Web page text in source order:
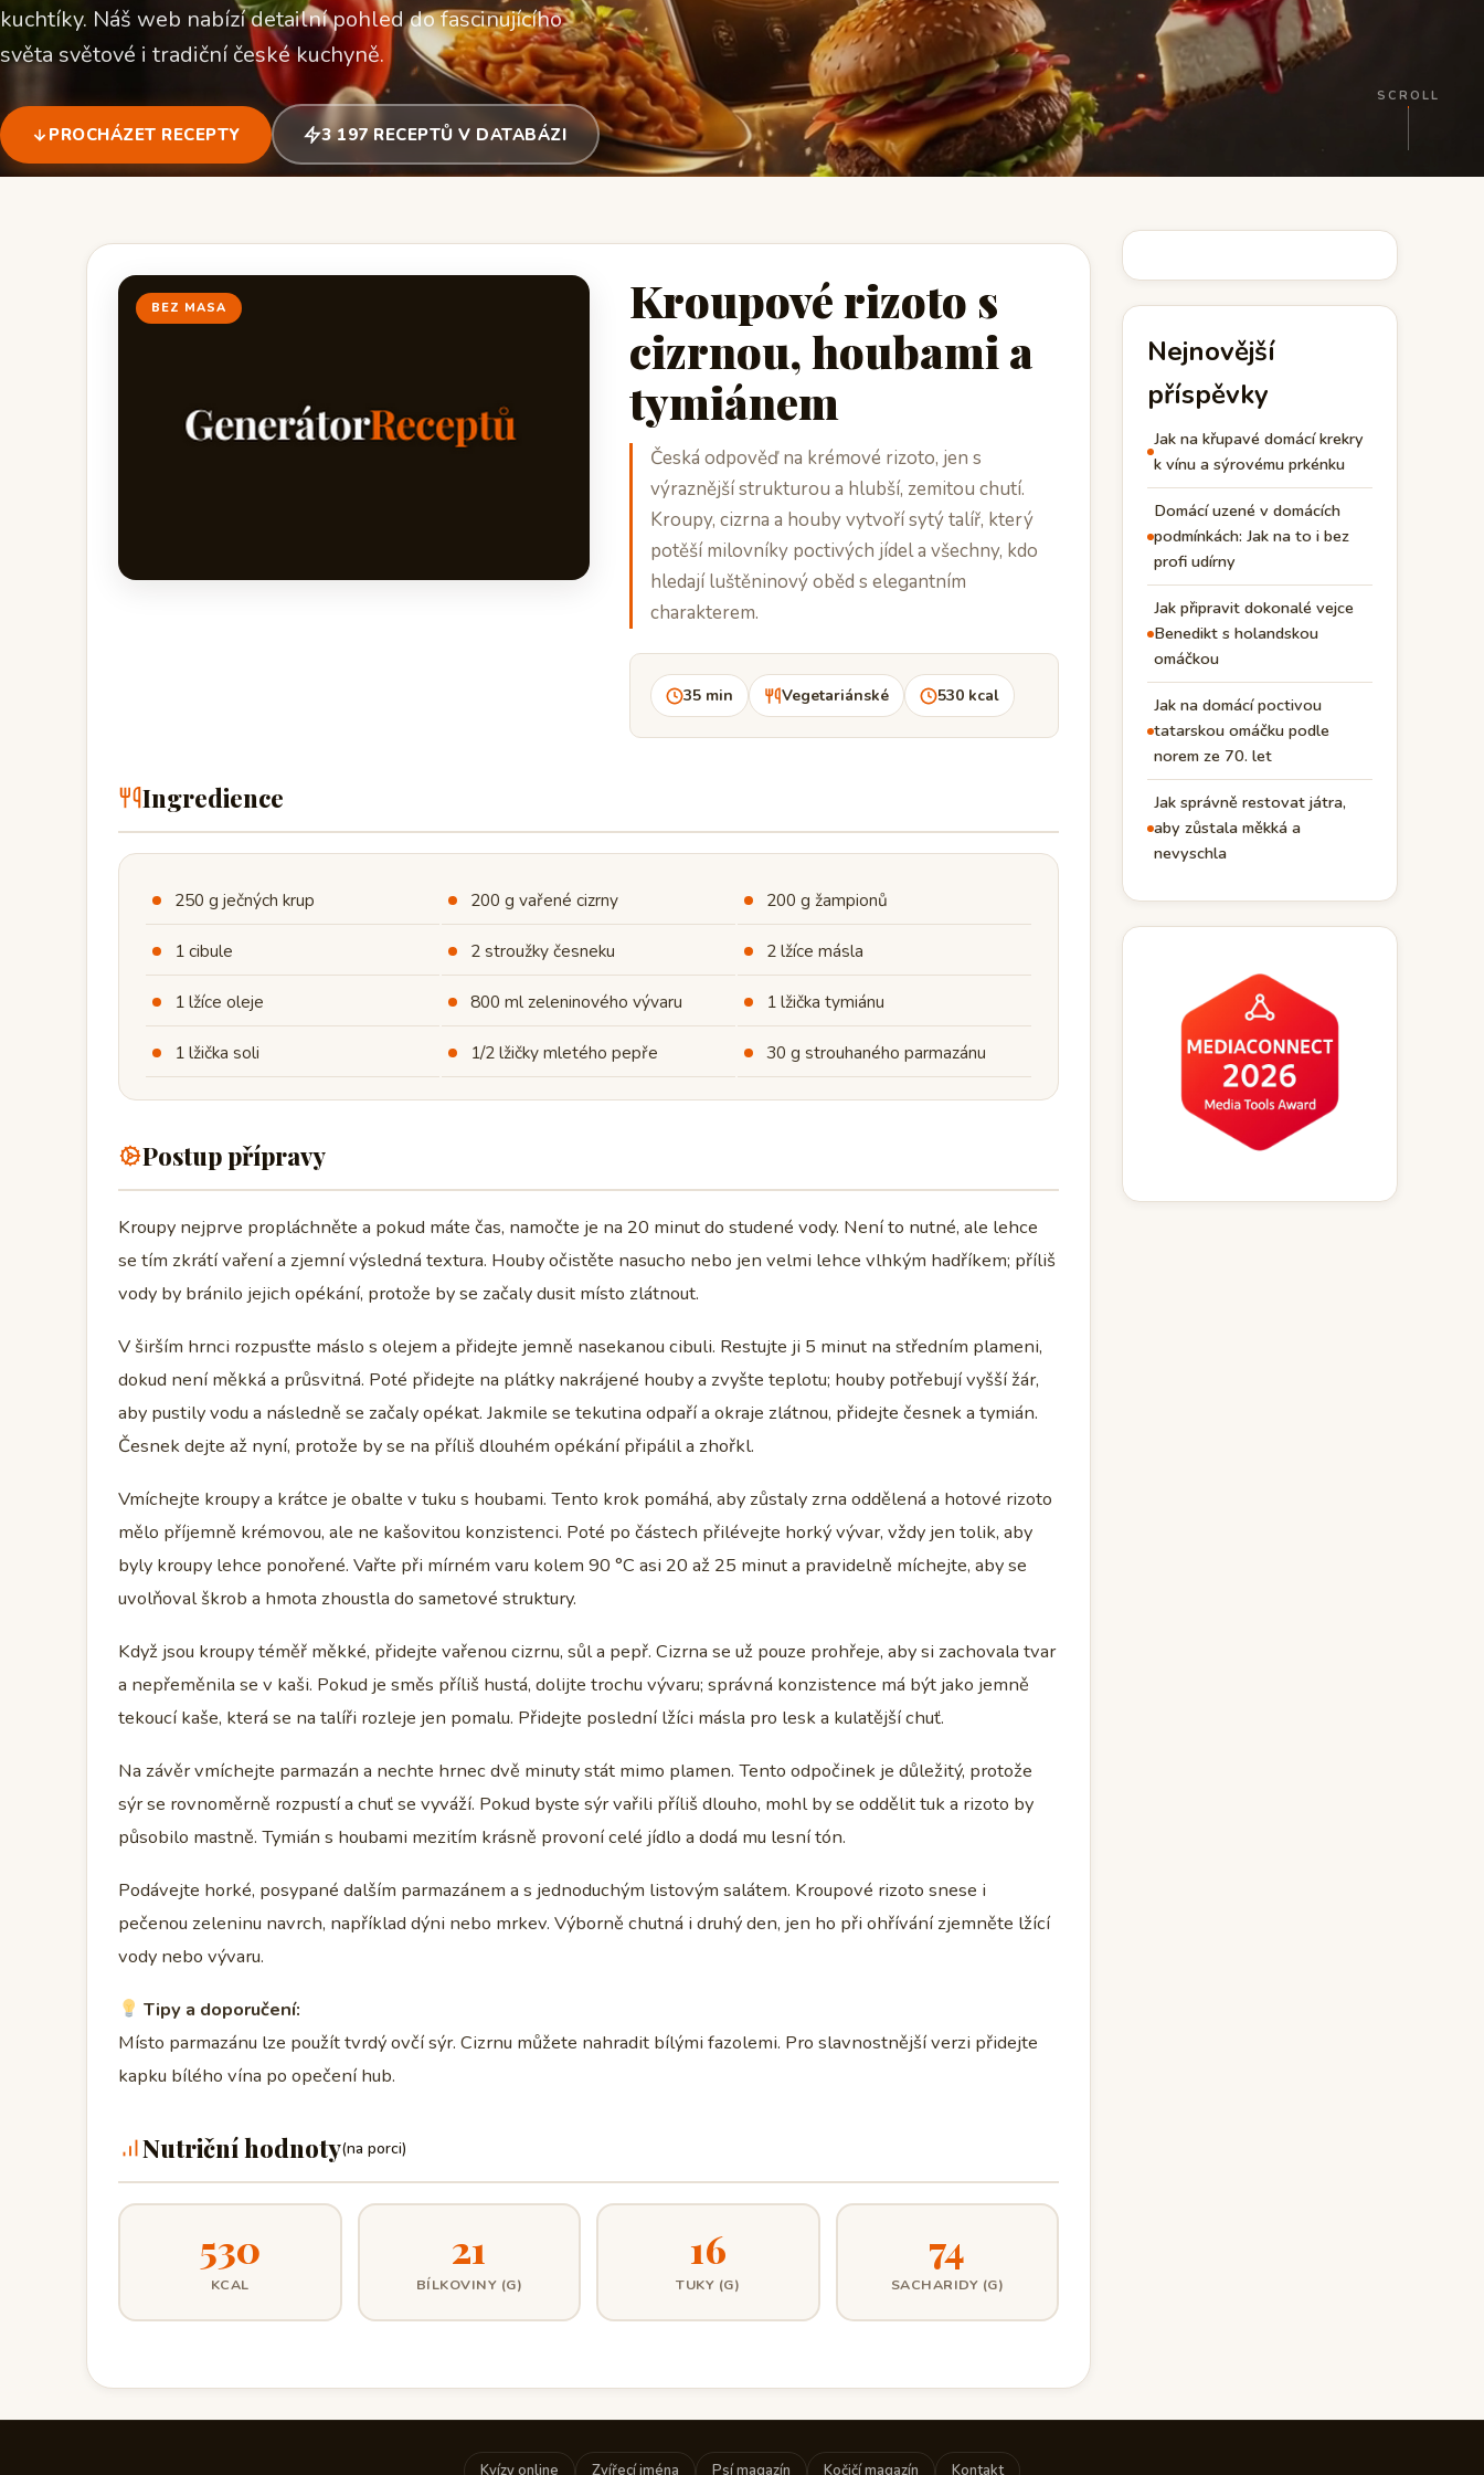
kuchtíky. Náš web nabízí detailní pohled do fascinujícího
světa světové i tradiční české kuchyně.
PROCHÁZET RECEPTY 3 197 RECEPTŮ V DATABÁZI
SCROLL
BEZ MASA
Kroupové rizoto s
cizrnou, houbami a
tymiánem
Česká odpověď na krémové rizoto, jen s
výraznější strukturou a hlubší, zemitou chutí.
Kroupy, cizrna a houby vytvoří sytý talíř, který
potěší milovníky poctivých jídel a všechny, kdo
hledají luštěninový oběd s elegantním
charakterem.
35 min Vegetariánské 530 kcal
Ingredience
250 g ječných krup 200 g vařené cizrny 200 g žampionů
1 cibule 2 stroužky česneku 2 lžíce másla
1 lžíce oleje 800 ml zeleninového vývaru 1 lžička tymiánu
1 lžička soli 1/2 lžičky mletého pepře 30 g strouhaného parmazánu
Postup přípravy
Kroupy nejprve propláchněte a pokud máte čas, namočte je na 20 minut do studené vody. Není to nutné, ale lehce
se tím zkrátí vaření a zjemní výsledná textura. Houby očistěte nasucho nebo jen velmi lehce vlhkým hadříkem; příliš
vody by bránilo jejich opékání, protože by se začaly dusit místo zlátnout.
V širším hrnci rozpusťte máslo s olejem a přidejte jemně nasekanou cibuli. Restujte ji 5 minut na středním plameni,
dokud není měkká a průsvitná. Poté přidejte na plátky nakrájené houby a zvyšte teplotu; houby potřebují vyšší žár,
aby pustily vodu a následně se začaly opékat. Jakmile se tekutina odpaří a okraje zlátnou, přidejte česnek a tymián.
Česnek dejte až nyní, protože by se na příliš dlouhém opékání připálil a zhořkl.
Vmíchejte kroupy a krátce je obalte v tuku s houbami. Tento krok pomáhá, aby zůstaly zrna oddělená a hotové rizoto
mělo příjemně krémovou, ale ne kašovitou konzistenci. Poté po částech přilévejte horký vývar, vždy jen tolik, aby
byly kroupy lehce ponořené. Vařte při mírném varu kolem 90 °C asi 20 až 25 minut a pravidelně míchejte, aby se
uvolňoval škrob a hmota zhoustla do sametové struktury.
Když jsou kroupy téměř měkké, přidejte vařenou cizrnu, sůl a pepř. Cizrna se už pouze prohřeje, aby si zachovala tvar
a nepřeměnila se v kaši. Pokud je směs příliš hustá, dolijte trochu vývaru; správná konzistence má být jako jemně
tekoucí kaše, která se na talíři rozleje jen pomalu. Přidejte poslední lžíci másla pro lesk a kulatější chuť.
Na závěr vmíchejte parmazán a nechte hrnec dvě minuty stát mimo plamen. Tento odpočinek je důležitý, protože
sýr se rovnoměrně rozpustí a chuť se vyváží. Pokud byste sýr vařili příliš dlouho, mohl by se oddělit tuk a rizoto by
působilo mastně. Tymián s houbami mezitím krásně provoní celé jídlo a dodá mu lesní tón.
Podávejte horké, posypané dalším parmazánem a s jednoduchým listovým salátem. Kroupové rizoto snese i
pečenou zeleninu navrch, například dýni nebo mrkev. Výborně chutná i druhý den, jen ho při ohřívání zjemněte lžící
vody nebo vývaru.
Tipy a doporučení:
Místo parmazánu lze použít tvrdý ovčí sýr. Cizrnu můžete nahradit bílými fazolemi. Pro slavnostnější verzi přidejte
kapku bílého vína po opečení hub.
Nutriční hodnoty(na porci)
530
KCAL
21
BÍLKOVINY (G)
16
TUKY (G)
74
SACHARIDY (G)
Nejnovější
příspěvky
Jak na křupavé domácí krekry
k vínu a sýrovému prkénku
Domácí uzené v domácích
podmínkách: Jak na to i bez
profi udírny
Jak připravit dokonalé vejce
Benedikt s holandskou
omáčkou
Jak na domácí poctivou
tatarskou omáčku podle
norem ze 70. let
Jak správně restovat játra,
aby zůstala měkká a
nevyschla
Kvízy online Zvířecí jména Psí magazín Kočičí magazín Kontakt